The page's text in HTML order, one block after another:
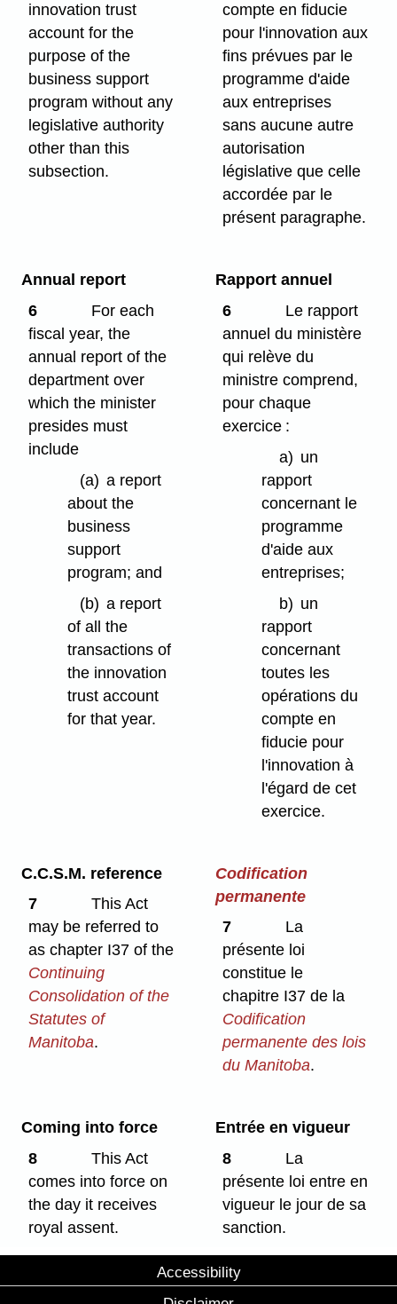
innovation trust
account for the
purpose of the
business support
program without any
legislative authority
other than this
subsection.
compte en fiducie
pour l'innovation aux
fins prévues par le
programme d'aide
aux entreprises
sans aucune autre
autorisation
législative que celle
accordée par le
présent paragraphe.
Annual report
6
For each
fiscal year, the
annual report of the
department over
which the minister
presides must
include
(a) a report
about the
business
support
program; and
(b) a report
of all the
transactions of
the innovation
trust account
for that year.
Rapport annuel
6
Le rapport
annuel du ministère
qui relève du
ministre comprend,
pour chaque
exercice :
a) un
rapport
concernant le
programme
d'aide aux
entreprises;
b) un
rapport
concernant
toutes les
opérations du
compte en
fiducie pour
l'innovation à
l'égard de cet
exercice.
C.C.S.M. reference
7
This Act
may be referred to
as chapter I37 of the
Continuing
Consolidation of the
Statutes of
Manitoba.
Codification
permanente
7
La
présente loi
constitue le
chapitre I37 de la
Codification
permanente des lois
du Manitoba.
Coming into force
8
This Act
comes into force on
the day it receives
royal assent.
Entrée en vigueur
8
La
présente loi entre en
vigueur le jour de sa
sanction.
Accessibility